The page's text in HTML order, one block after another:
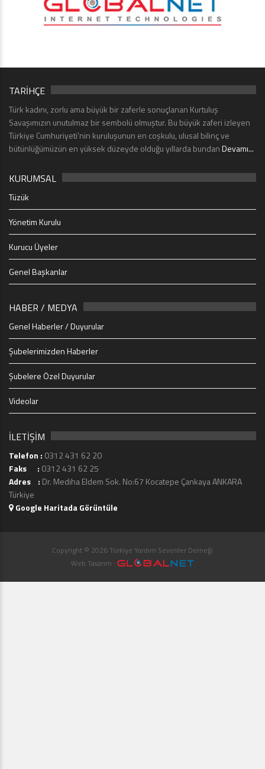
TARİHÇE
Türk kadını, zorlu ama büyük bir zaferle sonuçlanan Kurtuluş
Savaşımızın unutulmaz bir sembolü olmuştur. Bu büyük zaferi izleyen
Türkiye Cumhuriyeti’nin kuruluşunun en coşkulu, ulusal bilinç ve
bütünlüğümüzün en yüksek düzeyde olduğu yıllarda bundanDevamı...
KURUMSAL
Tüzük
Yönetim Kurulu
Kurucu Üyeler
Genel Başkanlar
HABER / MEDYA
Genel Haberler / Duyurular
Şubelerimizden Haberler
Şubelere Özel Duyurular
Videolar
İLETİŞİM
Telefon : 0312 431 62 20
Faks : 0312 431 62 25
Adres : Dr. Mediha Eldem Sok. No:67 Kocatepe Çankaya ANKARA
Türkiye
Google Haritada Görüntüle
Copyright © 2026 Türkiye Yardım Sevenler Derneği
Web Tasarım :